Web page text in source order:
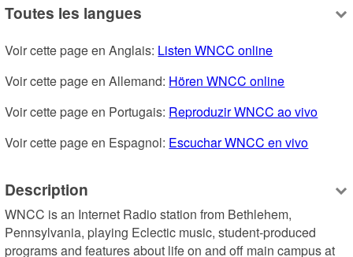
Toutes les langues
Voir cette page en Anglais: Listen WNCC online
Voir cette page en Allemand: Hören WNCC online
Voir cette page en Portugais: Reproduzir WNCC ao vivo
Voir cette page en Espagnol: Escuchar WNCC en vivo
Description
WNCC is an Internet Radio station from Bethlehem,
Pennsylvania, playing Eclectic music, student-produced
programs and features about life on and off main campus at